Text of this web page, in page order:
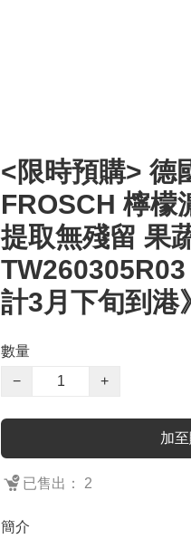
<限時預購> 德
FROSCH 檸檬
提取無殘留 果
計3月下旬到港
數量
−
+
加
已售出： 2
簡介